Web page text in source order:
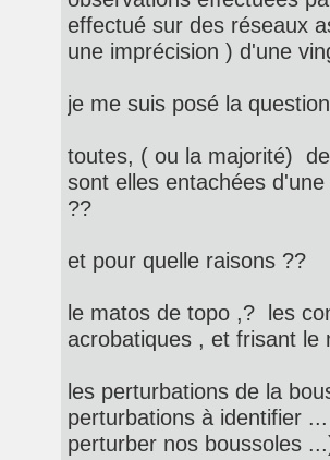
effectué sur des réseaux
une imprécision ) d'une
je me suis posé la
toutes, ( ou la majorité)
sont elles entachées
??
et pour quelle raisons ??
le matos de topo ,? les
acrobatiques , et frisant le
les perturbations de la
perturbations à identifier
perturber nos boussoles